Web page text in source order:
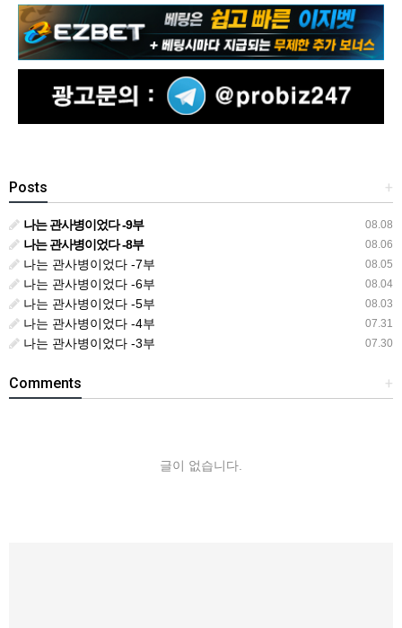
+
Posts
08.08
나는 관사병이었다 -9부
08.06
나는 관사병이었다 -8부
08.05
나는 관사병이었다 -7부
08.04
나는 관사병이었다 -6부
08.03
나는 관사병이었다 -5부
07.31
나는 관사병이었다 -4부
07.30
나는 관사병이었다 -3부
+
Comments
글이 없습니다.